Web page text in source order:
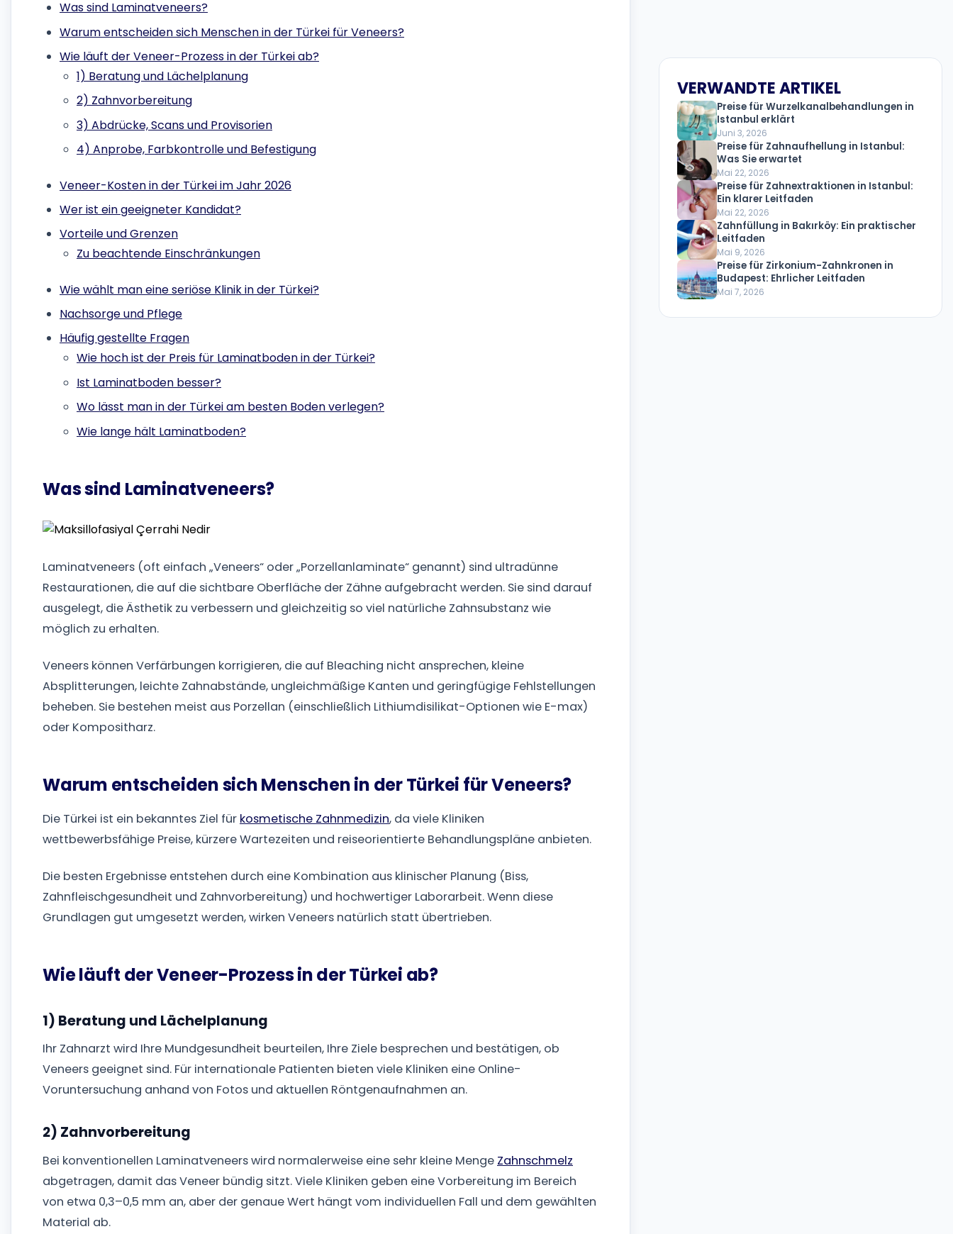
Was sind Laminatveneers?
Warum entscheiden sich Menschen in der Türkei für Veneers?
Wie läuft der Veneer-Prozess in der Türkei ab?
1) Beratung und Lächelplanung
2) Zahnvorbereitung
3) Abdrücke, Scans und Provisorien
4) Anprobe, Farbkontrolle und Befestigung
Veneer-Kosten in der Türkei im Jahr 2026
Wer ist ein geeigneter Kandidat?
Vorteile und Grenzen
Zu beachtende Einschränkungen
Wie wählt man eine seriöse Klinik in der Türkei?
Nachsorge und Pflege
Häufig gestellte Fragen
Wie hoch ist der Preis für Laminatboden in der Türkei?
Ist Laminatboden besser?
Wo lässt man in der Türkei am besten Boden verlegen?
Wie lange hält Laminatboden?
Was sind Laminatveneers?
Laminatveneers (oft einfach „Veneers“ oder „Porzellanlaminate“ genannt) sind ultradünne
Restaurationen, die auf die sichtbare Oberfläche der Zähne aufgebracht werden. Sie sind darauf
ausgelegt, die Ästhetik zu verbessern und gleichzeitig so viel natürliche Zahnsubstanz wie
möglich zu erhalten.
Veneers können Verfärbungen korrigieren, die auf Bleaching nicht ansprechen, kleine
Absplitterungen, leichte Zahnabstände, ungleichmäßige Kanten und geringfügige Fehlstellungen
beheben. Sie bestehen meist aus Porzellan (einschließlich Lithiumdisilikat-Optionen wie E-max)
oder Kompositharz.
Warum entscheiden sich Menschen in der Türkei für Veneers?
Die Türkei ist ein bekanntes Ziel für kosmetische Zahnmedizin, da viele Kliniken
wettbewerbsfähige Preise, kürzere Wartezeiten und reiseorientierte Behandlungspläne anbieten.
Die besten Ergebnisse entstehen durch eine Kombination aus klinischer Planung (Biss,
Zahnfleischgesundheit und Zahnvorbereitung) und hochwertiger Laborarbeit. Wenn diese
Grundlagen gut umgesetzt werden, wirken Veneers natürlich statt übertrieben.
Wie läuft der Veneer-Prozess in der Türkei ab?
1) Beratung und Lächelplanung
Ihr Zahnarzt wird Ihre Mundgesundheit beurteilen, Ihre Ziele besprechen und bestätigen, ob
Veneers geeignet sind. Für internationale Patienten bieten viele Kliniken eine Online-
Voruntersuchung anhand von Fotos und aktuellen Röntgenaufnahmen an.
2) Zahnvorbereitung
Bei konventionellen Laminatveneers wird normalerweise eine sehr kleine Menge Zahnschmelz
abgetragen, damit das Veneer bündig sitzt. Viele Kliniken geben eine Vorbereitung im Bereich
von etwa 0,3–0,5 mm an, aber der genaue Wert hängt vom individuellen Fall und dem gewählten
Material ab.
VERWANDTE ARTIKEL
Preise für Wurzelkanalbehandlungen in
Istanbul erklärt
Juni 3, 2026
Preise für Zahnaufhellung in Istanbul:
Was Sie erwartet
Mai 22, 2026
Preise für Zahnextraktionen in Istanbul:
Ein klarer Leitfaden
Mai 22, 2026
Zahnfüllung in Bakırköy: Ein praktischer
Leitfaden
Mai 9, 2026
Preise für Zirkonium-Zahnkronen in
Budapest: Ehrlicher Leitfaden
Mai 7, 2026